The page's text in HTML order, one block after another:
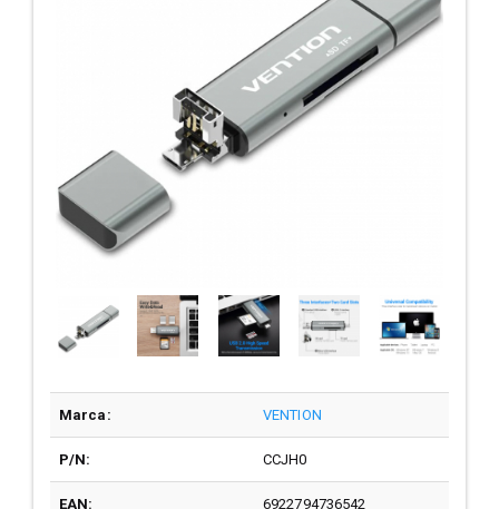
Marca: VENTION
P/N: CCJH0
EAN: 6922794736542